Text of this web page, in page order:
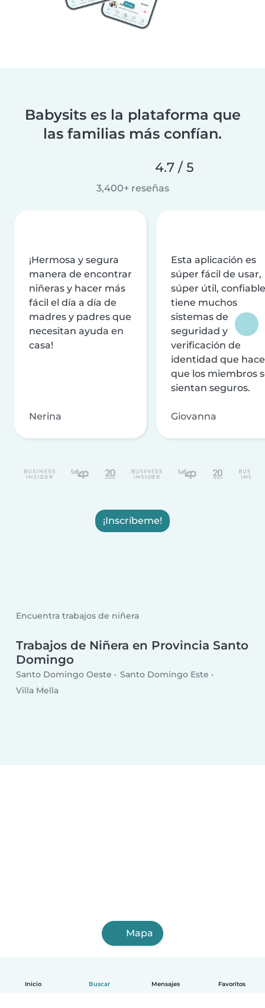
Inicio Buscar Mensajes Favoritos
Babysits es la plataforma que
las familias más confían.
4.7 / 5
3,400+ reseñas
¡Hermosa y segura
manera de encontrar
niñeras y hacer más
fácil el día a día de
madres y padres que
necesitan ayuda en
casa!
Nerina
Esta aplicación es
súper fácil de usar,
súper útil,
tiene muchos
sistemas de
seguridad y
verificación de
identidad que
que los miembros
sientan seguros.
Giovanna
¡Inscríbeme!
Encuentra trabajos de niñera
Trabajos de Niñera en Provincia Santo
Domingo
Santo Domingo Oeste
Santo Domingo Este
Villa Mella
Mapa